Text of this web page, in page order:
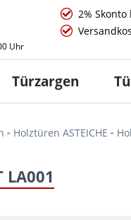
Uhr
2%
Türzargen
Holztüren ASTEICHE
LA001